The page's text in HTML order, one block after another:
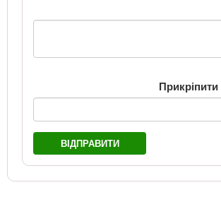
ВІДПРАВИТИ